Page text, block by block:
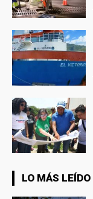
LO MÁS LEÍDO